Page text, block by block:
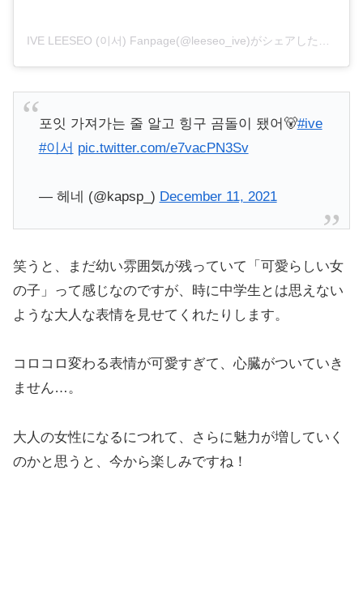
IVE LEESEO (이서) Fanpage(@leeseo_ive)がシェアした投稿
포잇 가져가는 줄 알고 힝구 곰돌이 됐어🐻#ive
#이서 pic.twitter.com/e7vacPN3Sv
— 헤네 (@kapsp_) December 11, 2021
笑うと、まだ幼い雰囲気が残っていて「可愛らしい女
の子」って感じなのですが、時に中学生とは思えない
ような大人な表情を見せてくれたりします。
コロコロ変わる表情が可愛すぎて、心臓がついていき
ません…。
大人の女性になるにつれて、さらに魅力が増していく
のかと思うと、今から楽しみですね！